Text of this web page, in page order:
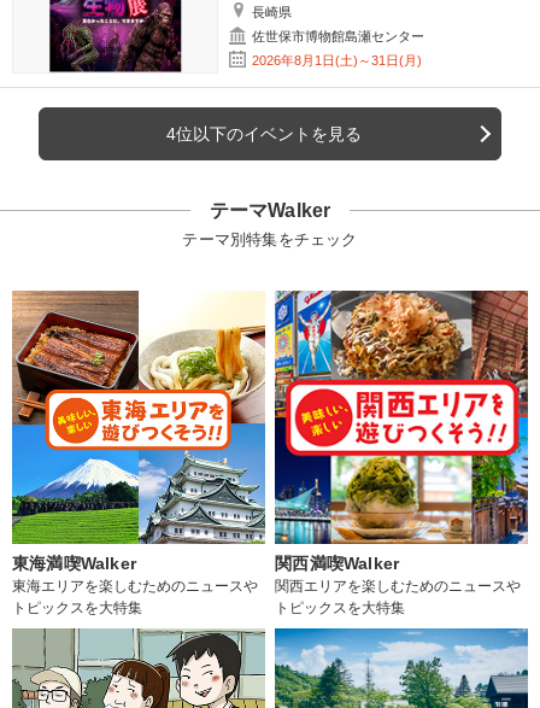
長崎県
佐世保市博物館島瀬センター
2026年8月1日(土)～31日(月)
4位以下のイベントを見る
テーマWalker
テーマ別特集をチェック
東海満喫Walker
東海エリアを楽しむためのニュースや
トピックスを大特集
関西満喫Walker
関西エリアを楽しむためのニュースや
トピックスを大特集